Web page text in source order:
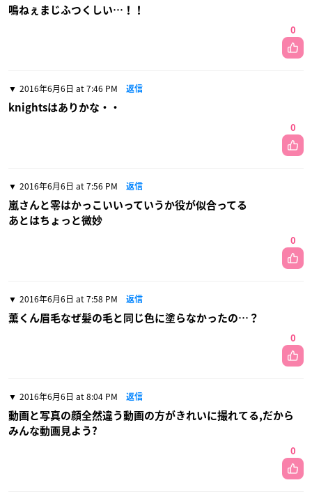
鳴ねぇまじふつくしい…！！
0
2016年6月6日 at 7:46 PM 返信
knightsはありかな・・
0
2016年6月6日 at 7:56 PM 返信
嵐さんと零はかっこいいっていうか役が似合ってる
あとはちょっと微妙
0
2016年6月6日 at 7:58 PM 返信
薫くん眉毛なぜ髪の毛と同じ色に塗らなかったの…？
0
2016年6月6日 at 8:04 PM 返信
動画と写真の顔全然違う動画の方がきれいに撮れてる,だから
みんな動画見よう?
0